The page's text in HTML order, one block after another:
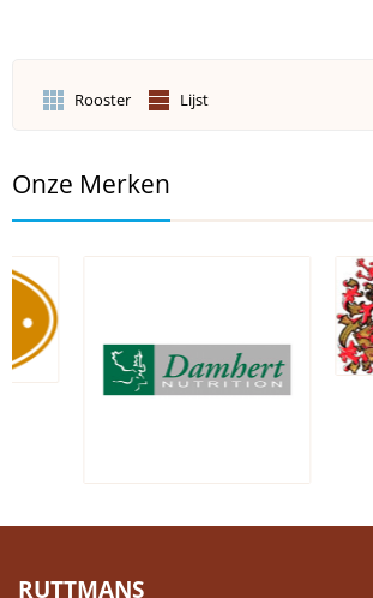
Rooster Lijst
Onze Merken
RUTTMANS